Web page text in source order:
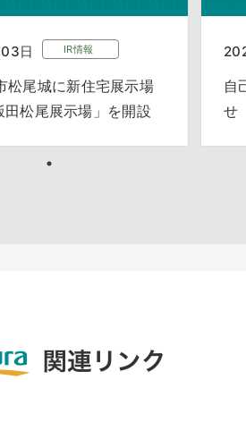
日 IR情報
松尾城に新住宅展示場
田松尾展示場」を開設
自
せ